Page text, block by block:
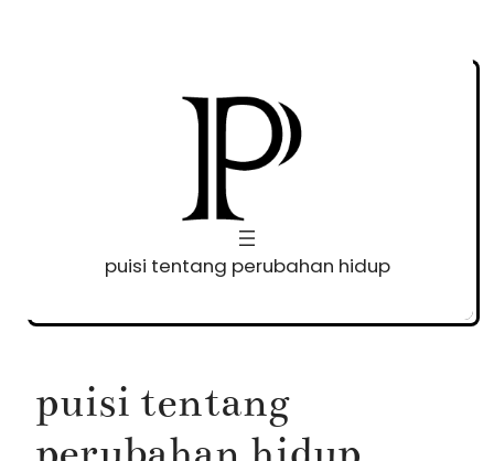
puisi tentang perubahan hidup
puisi tentang